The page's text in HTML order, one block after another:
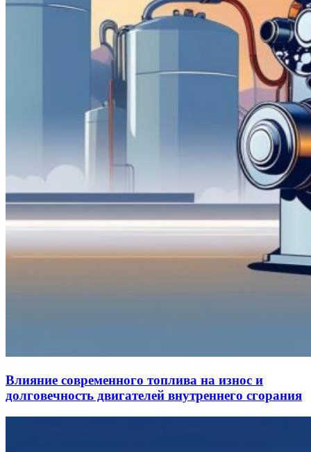
Влияние современного топлива на износ и
долговечность двигателей внутреннего сгорания